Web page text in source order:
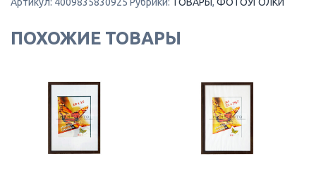
ПОХОЖИЕ ТОВАРЫ